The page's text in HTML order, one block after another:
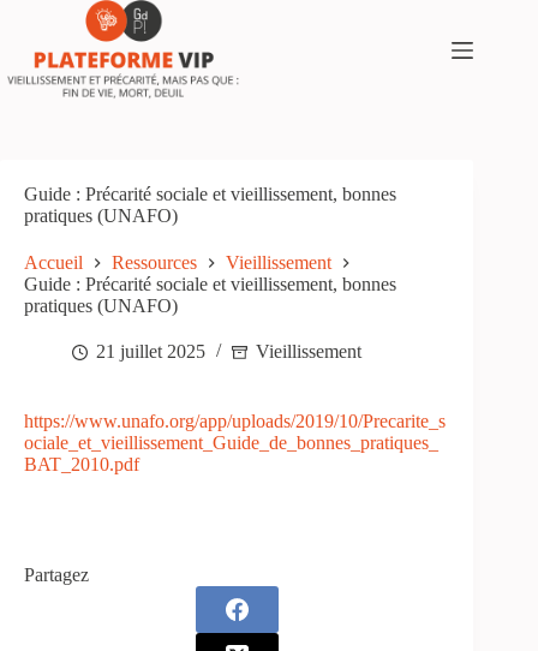
contenu
Guide : Précarité sociale et vieillissement, bonnes
pratiques (UNAFO)
Accueil Ressources
Vieillissement
Guide : Précarité sociale et vieillissement, bonnes
pratiques (UNAFO)
21 juillet 2025 Vieillissement
https://www.unafo.org/app/uploads/2019/10/Precarite_s
ociale_et_vieillissement_Guide_de_bonnes_pratiques_
BAT_2010.pdf
Partagez